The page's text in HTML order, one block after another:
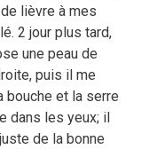
lièvre à mes
2 jour plus tard,
une peau de
puis il me
bouche et la serre
dans les yeux; il
de la bonne